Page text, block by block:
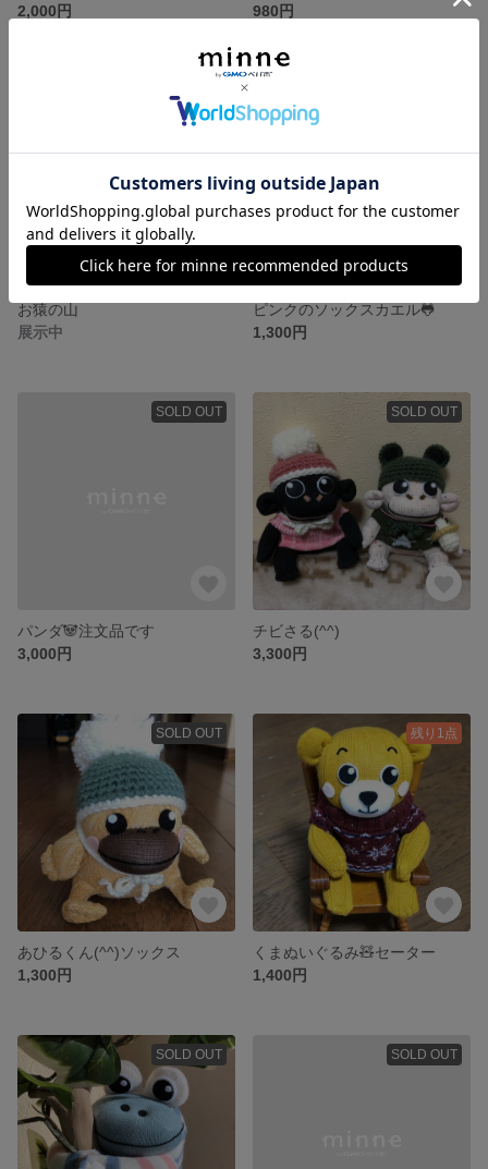
2,000円
980円
お猿の山
展示中
ピンクのソックスカエル🐸
1,300円
SOLD OUT
パンダ🐼注文品です
3,000円
SOLD OUT
チビさる(^^)
3,300円
SOLD OUT
あひるくん(^^)ソックス
1,300円
残り1点
くまぬいぐるみ🧸セーター
1,400円
SOLD OUT SOLD OUT